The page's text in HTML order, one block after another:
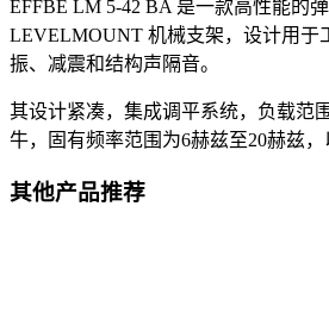
EFFBE LM 5-42 BA 是一款高性能的
LEVELMOUNT 机械支架，设计用于
振、减震和结构声隔音。
其设计紧凑，集成调平系统，负载范
牛，固有频率范围为6赫兹至20赫兹，
其他产品推荐